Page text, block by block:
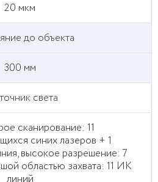
20 мкм
до объекта
300 мм
света
сканирование: 11
синих лазеров + 1
высокое разрешение: 7
областью захвата: 11 ИК